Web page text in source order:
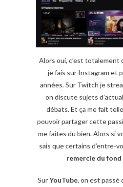
Alors oui, c’est
je fais sur Instagram et
années. Sur Twitch je
on discute sujets
débats. Et ça me fait
pouvoir partager cette
me faites du bien. Alors si
sais que certains d’entre-
remercie du fond
SurYouTube, on est passé